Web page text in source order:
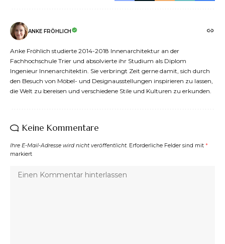
ANKE FRÖHLICH
Anke Fröhlich studierte 2014-2018 Innenarchitektur an der
Fachhochschule Trier und absolvierte ihr Studium als Diplom
Ingenieur Innenarchitektin. Sie verbringt Zeit gerne damit, sich durch
den Besuch von Möbel- und Designausstellungen inspirieren zu lassen,
die Welt zu bereisen und verschiedene Stile und Kulturen zu erkunden.
Keine Kommentare
Ihre E-Mail-Adresse wird nicht veröffentlicht. Erforderliche Felder sind mit *
markiert